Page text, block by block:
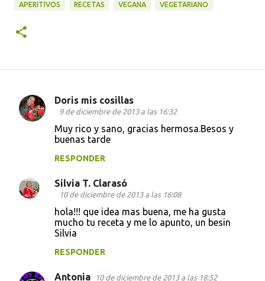
APERITIVOS RECETAS VEGANA VEGETARIANO
C
t
s
Doris mis cosillas
9 de diciembre de 2013 a las 16:32
Muy rico y sano, gracias hermosa.Besos y
buenas tarde
RESPONDER
Silvia T. Clarasó
10 de diciembre de 2013 a las 16:08
hola!!! que idea mas buena, me ha gusta
mucho tu receta y me lo apunto, un besin
Silvia
RESPONDER
Antonia 10 de diciembre de 2013 a las 18:52